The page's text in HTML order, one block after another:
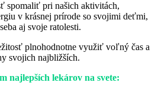
spomaliť pri našich aktivitách,
v krásnej prírode so svojimi deťmi,
aj svoje ratolesti.
plnohodnotne využiť voľný čas a
svojich najbližších.
najlepších lekárov na svete: